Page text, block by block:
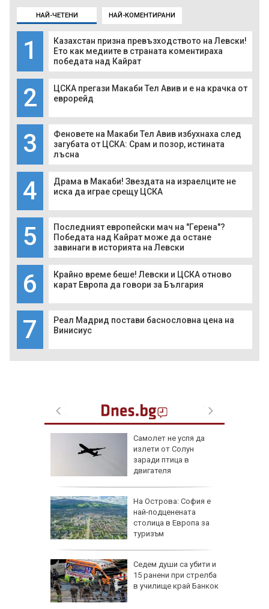
НАЙ-ЧЕТЕНИ НАЙ-КОМЕНТИРАНИ
1
Казахстан призна превъзходството на Левски!
Ето как медиите в страната коментираха
победата над Кайрат
2
ЦСКА прегази Макаби Тел Авив и е на крачка от
еврорейд
3
Феновете на Макаби Тел Авив избухнаха след
загубата от ЦСКА: Срам и позор, истината
лъсна
4
Драма в Макаби! Звездата на израелците не
иска да играе срещу ЦСКА
5
Последният европейски мач на "Герена"?
Победата над Кайрат може да остане
завинаги в историята на Левски
6
Крайно време беше! Левски и ЦСКА отново
карат Европа да говори за България
7
Реал Мадрид постави баснословна цена на
Винисиус
Самолет не успя да
излети от Солун
заради птица в
двигателя
На Острова: София е
най-подценената
столица в Европа за
туризъм
Седем души са убити и
15 ранени при стрелба
в училище край Банкок